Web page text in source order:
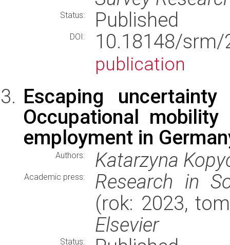
Status: Published
DOI: 10.18148/
publication
Escaping
Occupational
employment in
Authors: Katarzyna
Academic press:
Research in
(rok: 2023,
Elsevier
Status: